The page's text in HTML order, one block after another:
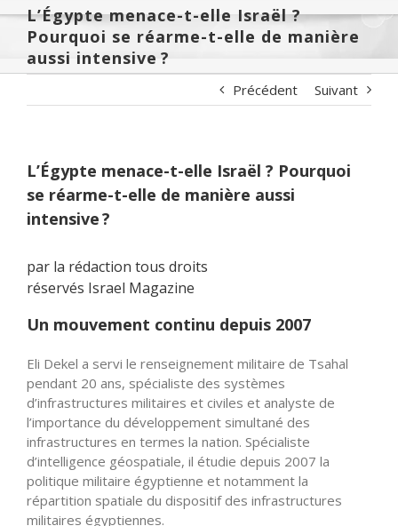
L’Égypte menace-t-elle Israël ?
Pourquoi se réarme-t-elle de manière
aussi intensive ?
Précédent Suivant
L’Égypte menace-t-elle Israël ? Pourquoi
se réarme-t-elle de manière aussi
intensive ?
par la rédaction tous droits
réservés Israel Magazine
Un mouvement continu depuis 2007
Eli Dekel a servi le renseignement militaire de Tsahal
pendant 20 ans, spécialiste des systèmes
d’infrastructures militaires et civiles et analyste de
l’importance du développement simultané des
infrastructures en termes la nation. Spécialiste
d’intelligence géospatiale, il étudie depuis 2007 la
politique militaire égyptienne et notamment la
répartition spatiale du dispositif des infrastructures
militaires égyptiennes.